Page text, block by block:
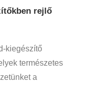
rejlő
kiegészítő
természetes
a